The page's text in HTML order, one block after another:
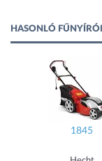
HASONLÓ
1845